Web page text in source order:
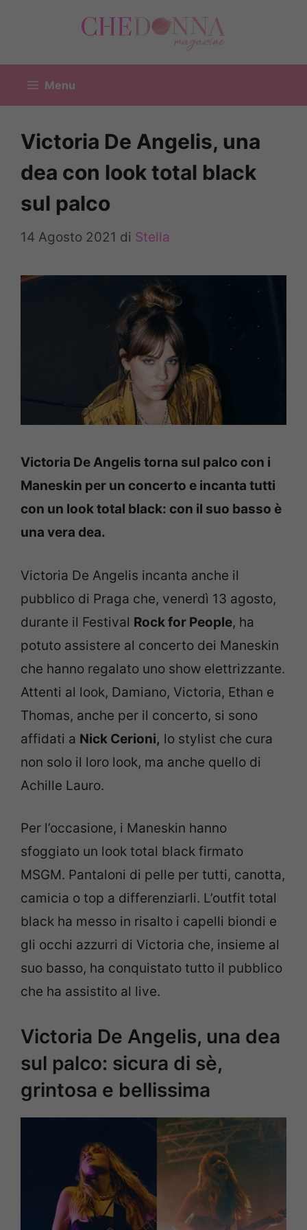
Menu
Victoria De Angelis, una
dea con look total black
sul palco
14 Agosto 2021 di Stella
Victoria De Angelis torna sul palco con i
Maneskin per un concerto e incanta tutti
con un look total black: con il suo basso è
una vera dea.
Victoria De Angelis incanta anche il
pubblico di Praga che, venerdì 13 agosto,
durante il Festival Rock for People, ha
potuto assistere al concerto dei Maneskin
che hanno regalato uno show elettrizzante.
Attenti al look, Damiano, Victoria, Ethan e
Thomas, anche per il concerto, si sono
affidati a Nick Cerioni, lo stylist che cura
non solo il loro look, ma anche quello di
Achille Lauro.
Per l’occasione, i Maneskin hanno
sfoggiato un look total black firmato
MSGM. Pantaloni di pelle per tutti, canotta,
camicia o top a differenziarli. L’outfit total
black ha messo in risalto i capelli biondi e
gli occhi azzurri di Victoria che, insieme al
suo basso, ha conquistato tutto il pubblico
che ha assistito al live.
Victoria De Angelis, una dea
sul palco: sicura di sè,
grintosa e bellissima